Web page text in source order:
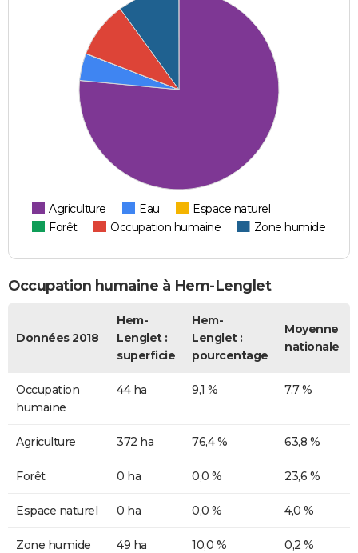
Agriculture Eau
Espace naturel
Forêt
Occupation humaine Zone humide
Occupation humaine à Hem-Lenglet
Données 2018
Hem-
Lenglet :
superficie
Hem-
Lenglet :
pourcentage
Moyenne
nationale
Occupation
humaine
44 ha 9,1 % 7,7 %
Agriculture 372 ha 76,4 % 63,8 %
Forêt 0 ha 0,0 % 23,6 %
Espace naturel 0 ha 0,0 % 4,0 %
Zone humide 49 ha 10,0 % 0,2 %